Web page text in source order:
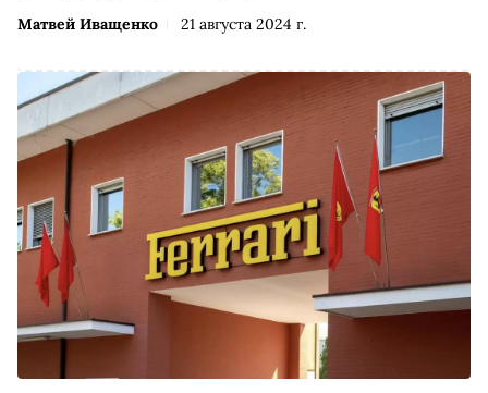
Матвей Иващенко 21 августа 2024 г.